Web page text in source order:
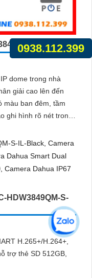
S-IL
dome trong nhà
giải cao lên đến
màu ban đêm, tầm
ghi hình rõ nét trong
năng nhận diện
an ninh tốt
HDW3849QM-S-
H.265+/H.264+,
trợ thẻ SD 512GB,
0938.112.399